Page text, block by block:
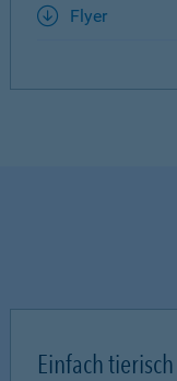
Flyer
Einfach tierisch